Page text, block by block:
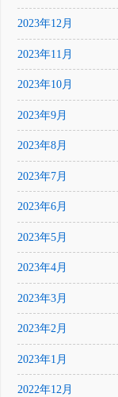
2023年12月
2023年11月
2023年10月
2023年9月
2023年8月
2023年7月
2023年6月
2023年5月
2023年4月
2023年3月
2023年2月
2023年1月
2022年12月